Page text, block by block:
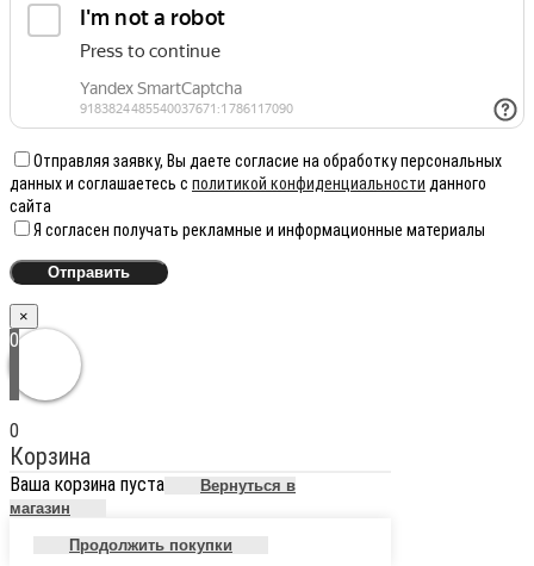
Отправляя заявку, Вы даете согласие на обработку персональных
данных и соглашаетесь с политикой конфиденциальности данного
сайта
Я согласен получать рекламные и информационные материалы
×
0
0
Корзина
Ваша корзина пуста
Вернуться в
магазин
Продолжить покупки